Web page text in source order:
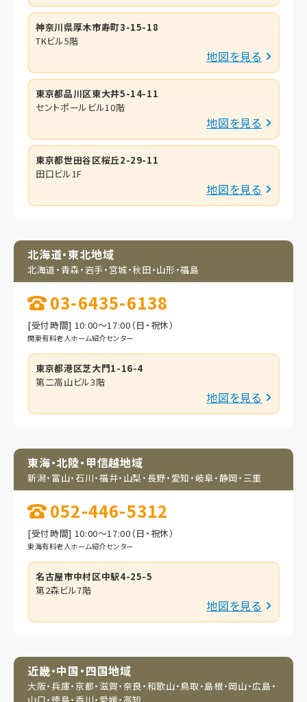
神奈川県厚木市寿町3-15-18
TKビル5階
地図を見る
東京都品川区東大井5-14-11
セントポールビル10階
地図を見る
東京都世田谷区桜丘2-29-11
田口ビル1F
地図を見る
北海道・東北地域
北海道・青森・岩手・ 宮城・秋田・山形・福島
03-6435-6138
[受付時間] 10:00～17:00（日・祝休）
関東有料老人ホーム紹介センター
東京都港区芝大門1-16-4
第二高山ビル3階
地図を見る
東海・北陸・甲信越地域
新潟・富山・石川・福井・ 山梨・長野・愛知・岐阜・静岡・三重
052-446-5312
[受付時間] 10:00～17:00（日・祝休）
東海有料老人ホーム紹介センター
名古屋市中村区中駅4-25-5
第2森ビル7階
地図を見る
近畿・中国・四国地域
大阪・兵庫・京都・滋賀・奈良・和歌山・鳥取・島根・岡山・広島・